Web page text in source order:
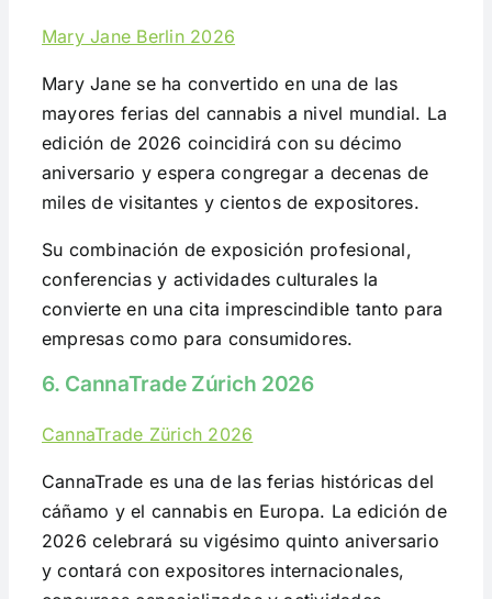
Mary Jane Berlin 2026
Mary Jane se ha convertido en una de las
mayores ferias del cannabis a nivel mundial. La
edición de 2026 coincidirá con su décimo
aniversario y espera congregar a decenas de
miles de visitantes y cientos de expositores.
Su combinación de exposición profesional,
conferencias y actividades culturales la
convierte en una cita imprescindible tanto para
empresas como para consumidores.
6. CannaTrade Zúrich 2026
CannaTrade Zürich 2026
CannaTrade es una de las ferias históricas del
cáñamo y el cannabis en Europa. La edición de
2026 celebrará su vigésimo quinto aniversario
y contará con expositores internacionales,